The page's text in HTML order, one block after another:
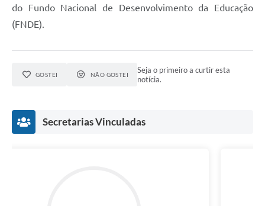
do Fundo Nacional de Desenvolvimento da Educação
(FNDE).
GOSTEI NÃO GOSTEI
Seja o primeiro a curtir esta
notícia.
Secretarias Vinculadas